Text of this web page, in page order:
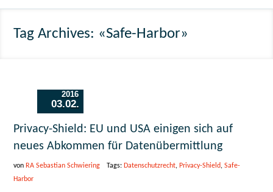
Tag Archives: «Safe-Harbor»
2016
03.02.
Privacy-Shield: EU und USA einigen sich auf
neues Abkommen für Datenübermittlung
von RA Sebastian Schwiering Tags: Datenschutzrecht, Privacy-Shield,Safe-
Harbor